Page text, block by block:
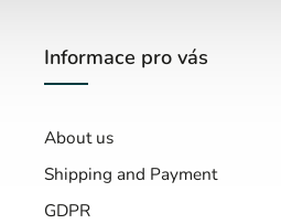
Informace pro vás
About us
Shipping and Payment
GDPR